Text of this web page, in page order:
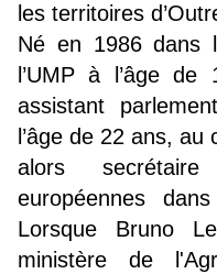
les territoires
Né en 1986 dans
l’UMP à l’âge
assistant
l’âge de 22 ans,
alors
européennes
Lorsque Bruno
ministère de